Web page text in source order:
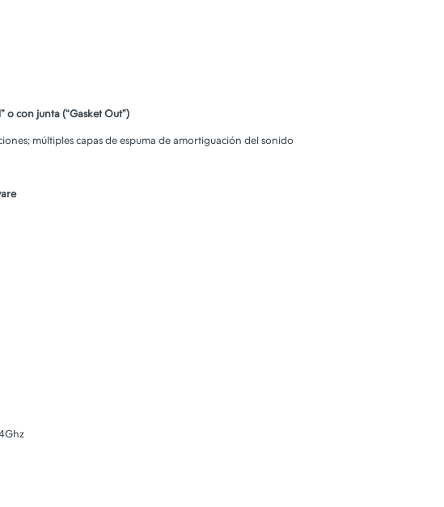
o con junta (“Gasket Out”)
múltiples capas de espuma de amortiguación del sonido